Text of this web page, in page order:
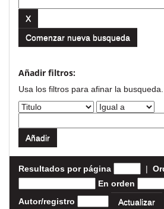
Comenzar nueva busqueda
Añadir filtros:
Usa los filtros para afinar la busqueda.
Resultados por página |
En orden
Autor/registro